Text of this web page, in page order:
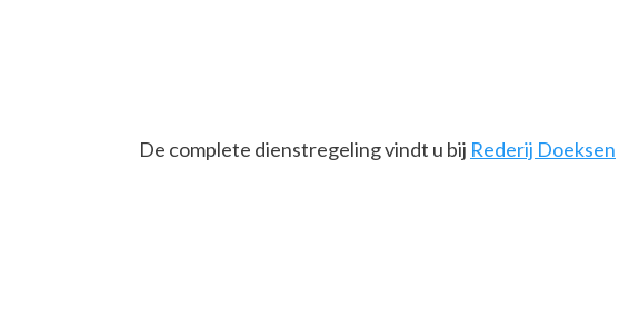
De complete dienstregeling vindt u bij Rederij Doeksen